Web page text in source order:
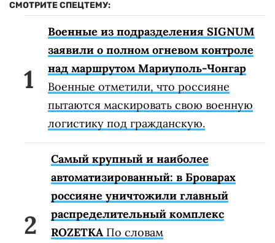
СМОТРИТЕ СПЕЦТЕМУ:
Военные из подразделения SIGNUM
заявили о полном огневом контроле
над маршрутом Мариуполь-Чонгар
Военные отметили, что россияне
пытаются маскировать свою военную
логистику под гражданскую.
Самый крупный и наиболее
автоматизированный: в Броварах
россияне уничтожили главный
распределительный комплекс
ROZETKA По словам